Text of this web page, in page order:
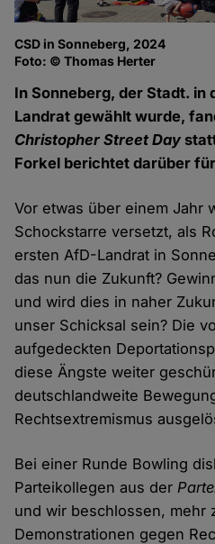
CSD in Sonneberg, 2024
Foto: © Thomas Herter
In Sonneberg, der Stadt. in
Landrat gewählt wurde,
Christopher Street Day
Forkel berichtet darüber
Vor etwas über einem Jahr
Schockstarre versetzt, als
ersten AfD-Landrat in
das nun die Zukunft?
und wird dies in naher
unser Schicksal sein? Die
aufgedeckten
diese Ängste weiter
deutschlandweite
Rechtsextremismus
Bei einer Runde Bowling
Parteikollegen aus der
und wir beschlossen, mehr
Demonstrationen gegen